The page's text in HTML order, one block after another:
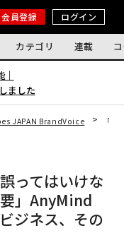
会員登録 ログイン
カテゴリ 連載
ました
JAPAN BrandVoice 「
ってはいけな
」AnyMind
ジネス、その